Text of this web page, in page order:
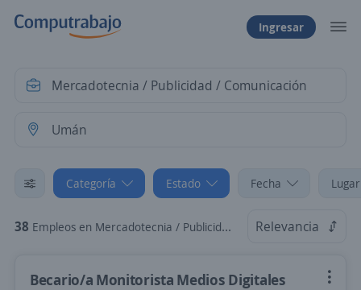
Ingresar
Categoría Estado Fecha
38 Empleos en Mercadotecnia / Publicidad / Comunicación en Umán, Yucatán Relevancia
Becario/a Monitorista Medios Digitales